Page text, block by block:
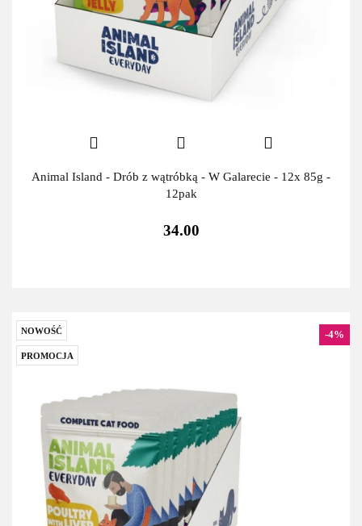
Animal Island - Drób z wątróbką - W Galarecie - 12x 85g -
12pak
34.00
NOWOŚĆ
PROMOCJA
-4%